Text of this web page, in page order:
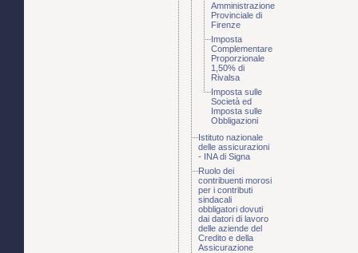
Amministrazione
Provinciale di
Firenze
Imposta
Complementare
Proporzionale
1,50% di
Rivalsa
Imposta sulle
Società ed
Imposta sulle
Obbligazioni
Istituto nazionale
delle assicurazioni
- INA di Signa
Ruolo dei
contribuenti morosi
per i contributi
sindacali
obbligatori dovuti
dai datori di lavoro
delle aziende del
Credito e della
Assicurazione